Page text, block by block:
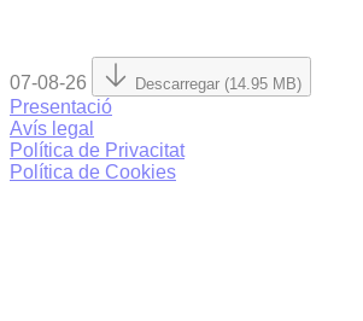
07-08-26 Descarregar (14.95 MB)
Presentació
Avís legal
Política de Privacitat
Política de Cookies